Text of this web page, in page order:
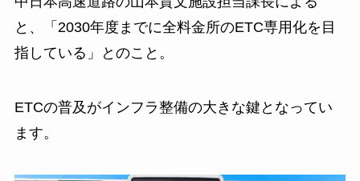
と、「2030年度までに全料金所のETC専用化を目
指している」とのこと。
ETCの普及がインフラ整備の大きな鍵となってい
ます。